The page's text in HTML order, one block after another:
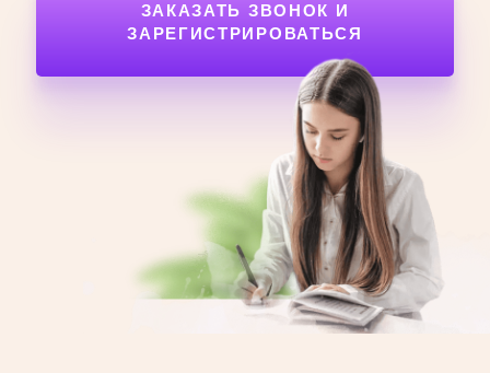
ЗАКАЗАТЬ ЗВОНОК И
ЗАРЕГИСТРИРОВАТЬСЯ